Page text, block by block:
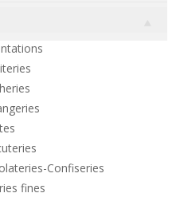
Confiseries
fines